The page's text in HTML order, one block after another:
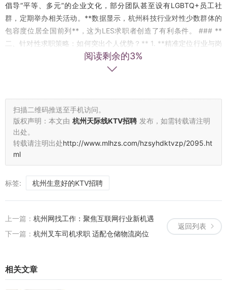
倡导“平等、多元”的企业文化，部分团队甚至设有LGBTQ+员工社
群，定期举办相关活动。**数据显示，杭州科技行业对性少数群体的
包容度位居全国前列**，这为LES求职者创造了有利条件。 ### **
二、针对性求职策略：如何突出个人优势？** 1. **精准定位行业与岗
位** LES群体通常具备细腻的情感洞察力、创造力及团队协作能力，
适合从事用户体验设计、内容运营、市场营销、心理咨询等岗位。例
心。 2. **利用社交平台拓展人脉** 通过LinkedIn、脉脉等职业社交
平台，主动联系杭州本地LGBTQ+友好企业的员工，获取内推机会。
同时，参与“杭州彩虹计划”“同乐杭州”等性少数社群组织的职业沙龙，
既能结识同行，也能直接了解企业包容文化。 3. **简历与面试中的自
我表达** 在简历中突出与岗位匹配的技能和成果，而非刻意强调性取
平衡，相信多元化的团队能激发更多创新。”**保持专业与自信，是赢
否公开身份。在加入本地LGBTQ+职场社群后，她通过内推进入一家
互联网公司的品牌部。团队负责人表示：“我们更看重员工能否创造价
支持** 根据《中华人民共和国劳动法》，用人单位不得因性别、性取
阅读剩余的3%
扫描二维码推送至手机访问。
版权声明：本文由 杭州天际线KTV招聘 发布，如需转载请注明
出处。
转载请注明出处http://www.mlhzs.com/hzsyhdktvzp/2095.ht
ml
标签: 杭州生意好的KTV招聘
返回列表
上一篇： 杭州网找工作：聚焦互联网行业新机遇
下一篇： 杭州叉车司机求职 适配仓储物流岗位
相关文章